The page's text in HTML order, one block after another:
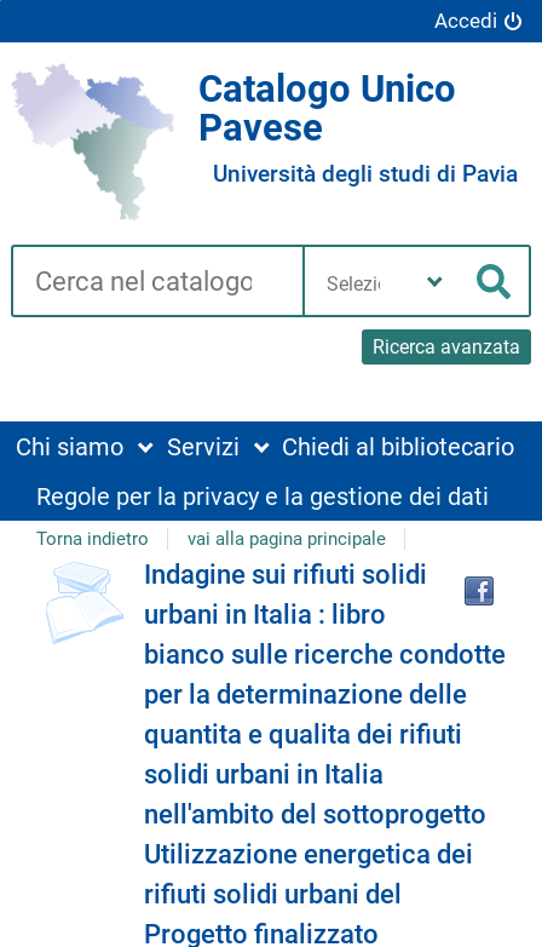
Accedi
Catalogo Unico
Pavese
Università degli studi di Pavia
Cerca su "Catalogo"
Ricerca avanzata
biblioteca
Chi siamo Servizi
Chiedi al bibliotecario
Regole per la privacy e la gestione dei dati
Torna indietro vai alla pagina principale
Dettaglio
del
documento
copertina
Indagine sui rifiuti solidi
urbani in Italia : libro
bianco sulle ricerche condotte
per la determinazione delle
quantita e qualita dei rifiuti
solidi urbani in Italia
nell'ambito del sottoprogetto
Utilizzazione energetica dei
rifiuti solidi urbani del
Progetto finalizzato